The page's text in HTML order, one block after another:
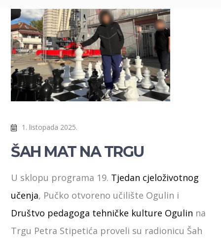
1. listopada 2025.
ŠAH MAT NA TRGU
U sklopu programa 19. Tjedan cjeloživotnog
učenja, Pučko otvoreno učilište Ogulin i
Društvo pedagoga tehničke kulture Ogulin na
Trgu Petra Stipetića proveli su radionicu Šah